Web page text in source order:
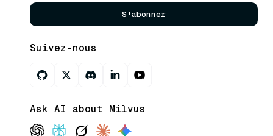
S'abonner
Suivez-nous
Ask AI about Milvus